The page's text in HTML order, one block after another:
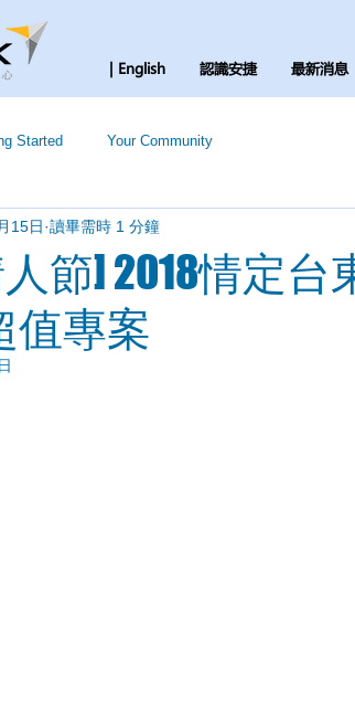
| English 認識安捷 最新消息
Started Your Community
節] 2018情定台
值專案
15日 讀畢需時 1 分鐘